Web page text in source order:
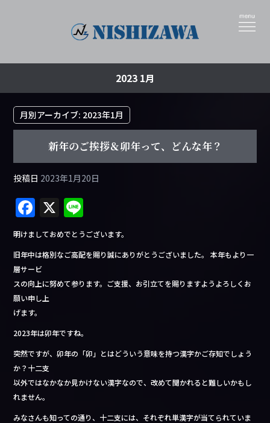
2023 1月
月別アーカイブ: 2023年1月
新年のご挨拶＆卯年って、どんな年？
投稿日 2023年1月20日
F
a
c
e
b
o
o
k
X
n
e
明けましておめでとうございます。
旧年中は格別なご高配を賜り誠にありがとうございました。 本年もより一
層サービ
スの向上に努めて参ります。ご支援、お引立てを賜りますようよろしくお
願い申し上
げます。
2023年は卯年ですね。
突然ですが、卯年の「卯」とはどういう意味を持つ漢字かご存知でしょう
か？十二支
以外ではなかなか見かけない漢字なので、改めて聞かれると難しいかもし
れません。
みなさんも知っての通り、十二支には、それぞれ単漢字が当てられていま